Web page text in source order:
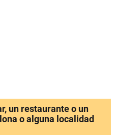
un restaurante o un
o alguna localidad